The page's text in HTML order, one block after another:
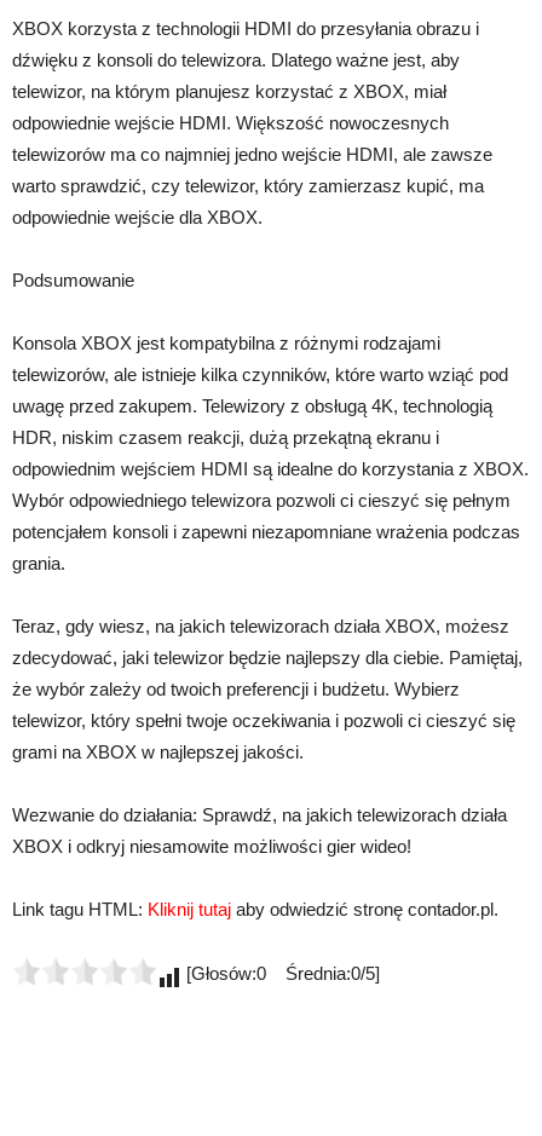
XBOX korzysta z technologii HDMI do przesyłania obrazu i
dźwięku z konsoli do telewizora. Dlatego ważne jest, aby
telewizor, na którym planujesz korzystać z XBOX, miał
odpowiednie wejście HDMI. Większość nowoczesnych
telewizorów ma co najmniej jedno wejście HDMI, ale zawsze
warto sprawdzić, czy telewizor, który zamierzasz kupić, ma
odpowiednie wejście dla XBOX.
Podsumowanie
Konsola XBOX jest kompatybilna z różnymi rodzajami
telewizorów, ale istnieje kilka czynników, które warto wziąć pod
uwagę przed zakupem. Telewizory z obsługą 4K, technologią
HDR, niskim czasem reakcji, dużą przekątną ekranu i
odpowiednim wejściem HDMI są idealne do korzystania z XBOX.
Wybór odpowiedniego telewizora pozwoli ci cieszyć się pełnym
potencjałem konsoli i zapewni niezapomniane wrażenia podczas
grania.
Teraz, gdy wiesz, na jakich telewizorach działa XBOX, możesz
zdecydować, jaki telewizor będzie najlepszy dla ciebie. Pamiętaj,
że wybór zależy od twoich preferencji i budżetu. Wybierz
telewizor, który spełni twoje oczekiwania i pozwoli ci cieszyć się
grami na XBOX w najlepszej jakości.
Wezwanie do działania: Sprawdź, na jakich telewizorach działa
XBOX i odkryj niesamowite możliwości gier wideo!
Link tagu HTML: Kliknij tutaj aby odwiedzić stronę contador.pl.
[Głosów:0 Średnia:0/5]